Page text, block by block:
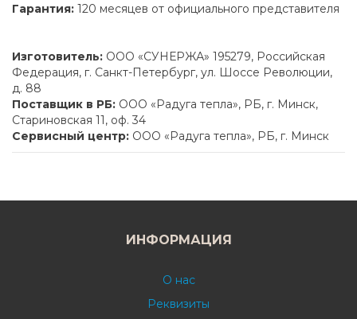
Гарантия: 120 месяцев от официального представителя
Изготовитель: ООО «СУНЕРЖА» 195279, Российская
Федерация, г. Санкт-Петербург, ул. Шоссе Революции,
д. 88
Поставщик в РБ: ООО «Радуга тепла», РБ, г. Минск,
Стариновская 11, оф. 34
Сервисный центр: ООО «Радуга тепла», РБ, г. Минск
ИНФОРМАЦИЯ
О нас
Реквизиты